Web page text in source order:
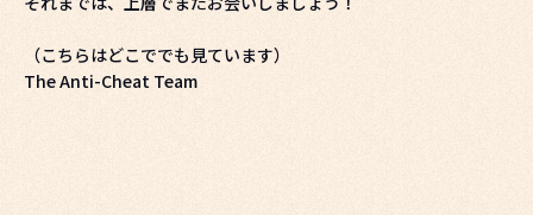
（こちらはどこででも見ています）
The Anti-Cheat Team